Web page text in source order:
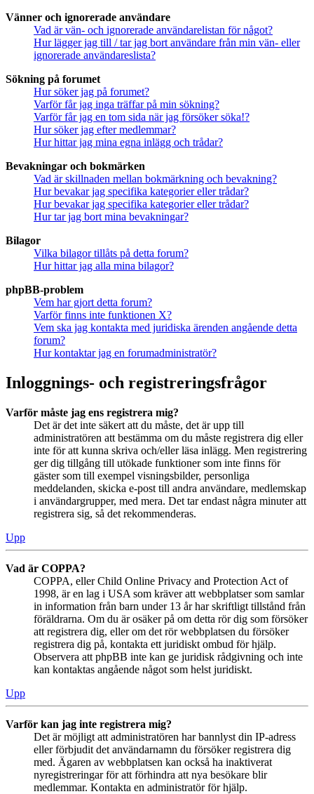
Vänner och ignorerade användare
Vad är vän- och ignorerade användarelistan för något?
Hur lägger jag till / tar jag bort användare från min vän- eller
ignorerade användareslista?
Sökning på forumet
Hur söker jag på forumet?
Varför får jag inga träffar på min sökning?
Varför får jag en tom sida när jag försöker söka!?
Hur söker jag efter medlemmar?
Hur hittar jag mina egna inlägg och trådar?
Bevakningar och bokmärken
Vad är skillnaden mellan bokmärkning och bevakning?
Hur bevakar jag specifika kategorier eller trådar?
Hur bevakar jag specifika kategorier eller trådar?
Hur tar jag bort mina bevakningar?
Bilagor
Vilka bilagor tillåts på detta forum?
Hur hittar jag alla mina bilagor?
phpBB-problem
Vem har gjort detta forum?
Varför finns inte funktionen X?
Vem ska jag kontakta med juridiska ärenden angående detta
forum?
Hur kontaktar jag en forumadministratör?
Inloggnings- och registreringsfrågor
Varför måste jag ens registrera mig?
Det är det inte säkert att du måste, det är upp till
administratören att bestämma om du måste registrera dig eller
inte för att kunna skriva och/eller läsa inlägg. Men registrering
ger dig tillgång till utökade funktioner som inte finns för
gäster som till exempel visningsbilder, personliga
meddelanden, skicka e-post till andra användare, medlemskap
i användargrupper, med mera. Det tar endast några minuter att
registrera sig, så det rekommenderas.
Upp
Vad är COPPA?
COPPA, eller Child Online Privacy and Protection Act of
1998, är en lag i USA som kräver att webbplatser som samlar
in information från barn under 13 år har skriftligt tillstånd från
föräldrarna. Om du är osäker på om detta rör dig som försöker
att registrera dig, eller om det rör webbplatsen du försöker
registrera dig på, kontakta ett juridiskt ombud för hjälp.
Observera att phpBB inte kan ge juridisk rådgivning och inte
kan kontaktas angående något som helst juridiskt.
Upp
Varför kan jag inte registrera mig?
Det är möjligt att administratören har bannlyst din IP-adress
eller förbjudit det användarnamn du försöker registrera dig
med. Ägaren av webbplatsen kan också ha inaktiverat
nyregistreringar för att förhindra att nya besökare blir
medlemmar. Kontakta en administratör för hjälp.